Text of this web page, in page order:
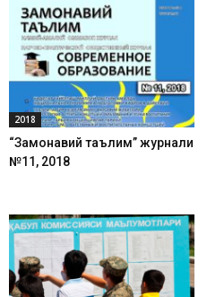
2018
“Замонавий таълим” журнали
№11, 2018